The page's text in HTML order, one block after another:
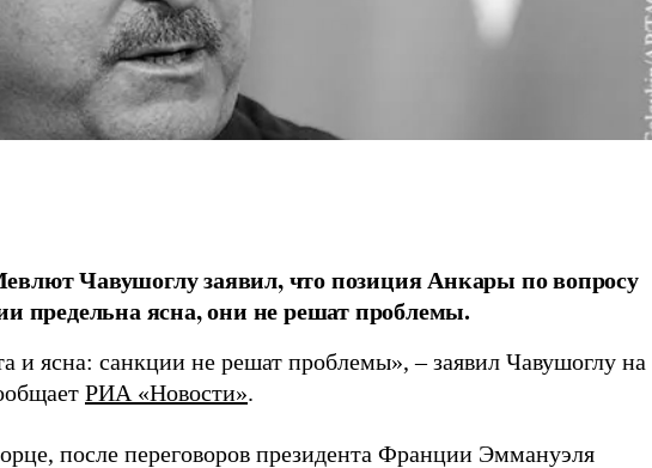
Чавушоглу заявил, что позиция Анкары по вопросу
предельна ясна, они не решат проблемы.
и ясна: санкции не решат проблемы», – заявил Чавушоглу на
РИА «Новости».
после переговоров президента Франции Эммануэля